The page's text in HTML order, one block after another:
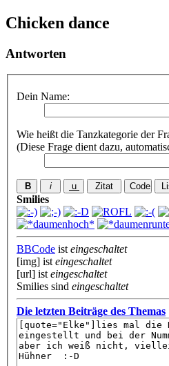
Chicken dance
Antworten
Dein Name:
Wie heißt die Tanzkategorie der
(Diese Frage dient dazu,
Smilies
BBCode ist eingeschaltet
[img] ist eingeschaltet
[url] ist eingeschaltet
Smilies sind eingeschaltet
Die letzten Beiträge des Themas